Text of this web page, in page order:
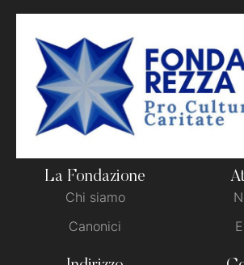
La Fondazione
Canonici
Fondazione Rezza Pro
Cultura et Caritate